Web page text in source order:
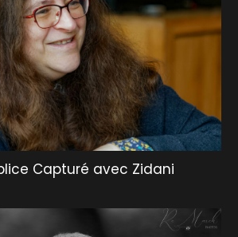
Capturé avec Zidani